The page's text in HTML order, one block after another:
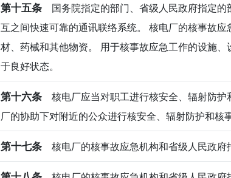
第十五条 国务院指定的部门、省级人民政府指定
互之间快速可靠的通讯联络系统。 核电厂的核事故
材、药械和其他物资。 用于核事故应急工作的设施
于良好状态。
第十六条 核电厂应当对职工进行核安全、辐射防
厂的协助下对附近的公众进行核安全、辐射防护和核
第十七条 核电厂的核事故应急机构和省级人民政府